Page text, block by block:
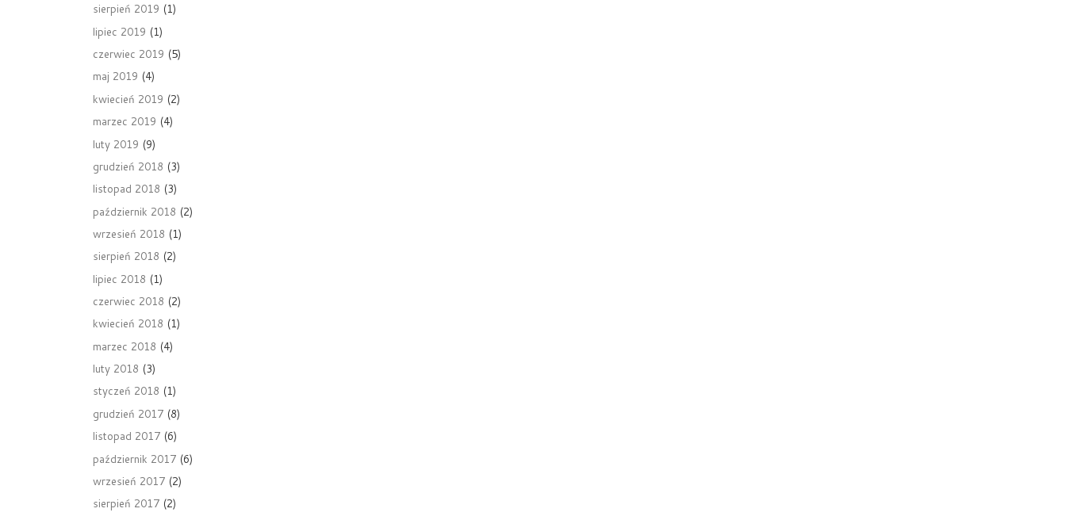
sierpień 2019 (1)
lipiec 2019 (1)
czerwiec 2019 (5)
maj 2019 (4)
kwiecień 2019 (2)
marzec 2019 (4)
luty 2019 (9)
grudzień 2018 (3)
listopad 2018 (3)
październik 2018 (2)
wrzesień 2018 (1)
sierpień 2018 (2)
lipiec 2018 (1)
czerwiec 2018 (2)
kwiecień 2018 (1)
marzec 2018 (4)
luty 2018 (3)
styczeń 2018 (1)
grudzień 2017 (8)
listopad 2017 (6)
październik 2017 (6)
wrzesień 2017 (2)
sierpień 2017 (2)